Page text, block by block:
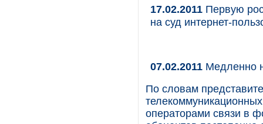
17.02.2011 Первую
на суд интернет-
07.02.2011 Медленно
По словам
операторами связи в